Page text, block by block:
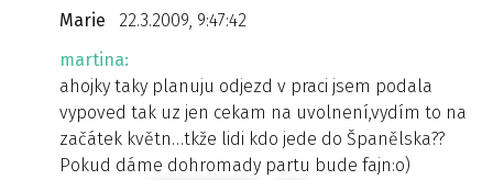
Marie
22.3.2009, 9:47:42
martina:
ahojky taky planuju odjezd v praci jsem podala
vypoved tak uz jen cekam na uvolnení,vydím to na
začátek květn…tkže lidi kdo jede do Španělska??
Pokud dáme dohromady partu bude fajn:o)